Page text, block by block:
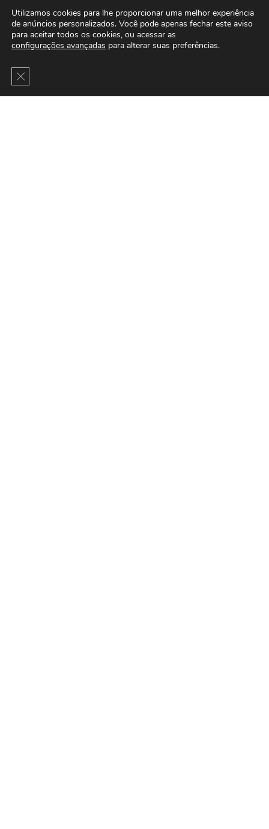
Utilizamos cookies para lhe proporcionar uma melhor experiência
de anúncios personalizados. Você pode apenas fechar este aviso
para aceitar todos os cookies, ou acessar as
configurações avançadas para alterar suas preferências.
Close GDPR Cookie Banner